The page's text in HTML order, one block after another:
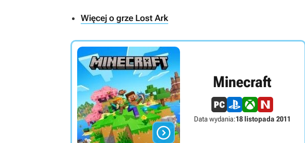
Więcej o grze Lost Ark

Minecraft
Data wydania:18 listopada 2011